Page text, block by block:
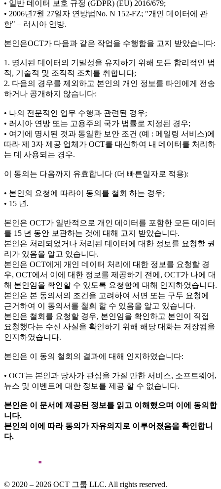
• 일반 데이터 보호 규정 (GDPR) (EU) 2016/679;
• 2006년7월 27일자 연방법No. N 152-FZ; "개인 데이터에 관
한" – 러시아 연방.
본인은OCT가 다음과 같은 작업을 수행함을 고지 받았습니다:
1. 명시된 데이터의 기밀성을 유지하기 위해 모든 합리적인 법
적, 기술적 및 조직적 조치를 취합니다;
2. 다음의 경우를 제외하고 본인의 개인 정보를 타인에게 전송
하거나 공개하지 않습니다:
• 나의 전문적인 업무 수행과 관련된 경우;
• 러시아 연방 또는 고용주의 국가 법률로 지정된 경우;
• 여기에 명시된 것과 동일한 보안 조건 (예 : 메일링 서비스)에
따라 제 3자 제공 업체가 OCT를 대신하여 내 데이터를 처리하
는 데 사용되는 경우.
이 동의는 다음까지 유효합니다 (더 빠른일자로 적용):
• 본인의 요청에 따라이 동의를 철회 하는 경우;
• 15 년.
본인은 OCT가 일반적으로 개인 데이터를 포함한 모든 데이터
를 15 년 동안 보관하는 것에 대해 고지 받았습니다.
본인은 처리되었거나 처리된 데이터에 대한 정보를 요청할 권
리가 있음을 알고 있습니다.
본인은 OCT에게 개인 데이터 처리에 대한 정보를 요청할 경
우, OCT에서 이에 대한 정보를 제공하기 전에, OCT가 나에 대
해 본인임을 확인할 수 있도록 요청함에 대해 인지하였습니다.
본인은 본 동의서의 조건을 고려하여 서면 또는 구두 요청에
근거하여 이 동의서를 철회 할 수 있음을 알고 있습니다.
본인은 철회를 요청할 경우, 본인임을 확인하고 본인이 직접
요청했다는 수신 사실을 확인하기 위해 해당 대화는 저장됨을
인지하였습니다.
본인은 이 동의 철회의 결과에 대해 인지하였습니다:
• OCT는 본인과 당사가 관심을 가질 만한 서비스, 소프트웨어,
뉴스 및 이벤트에 대한 정보를 제공 할 수 없습니다.
본인은 이 문서에 제공된 정보를 읽고 이해했으며 이에 동의합
니다.
본인의 이에 따라 동의가 자유의지로 이루어졌음을 확인합니
다.
© 2020 – 2026 OCT 그룹 LLC. All rights reserved.